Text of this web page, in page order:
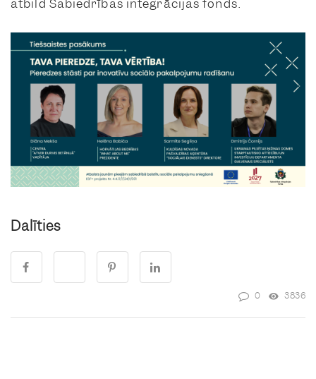
atbild Sabiedrības integrācijas fonds.
Dalīties
0 3836